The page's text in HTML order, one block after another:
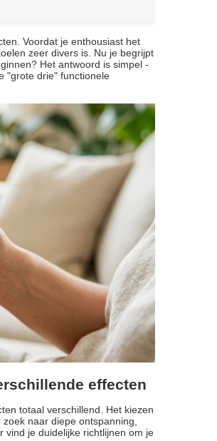
Voordat je enthousiast het
zeer divers is. Nu je begrijpt
Het antwoord is simpel -
"grote drie" functionele
effecten
totaal verschillend. Het kiezen
naar diepe ontspanning,
vind je duidelijke richtlijnen om je